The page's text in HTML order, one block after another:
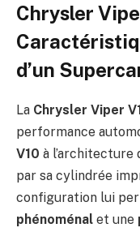
Chrysler
d’un
La Chrysler Viper
performance
V10 à l’architecture
par sa cylindrée
configuration lui
phénoménal et une